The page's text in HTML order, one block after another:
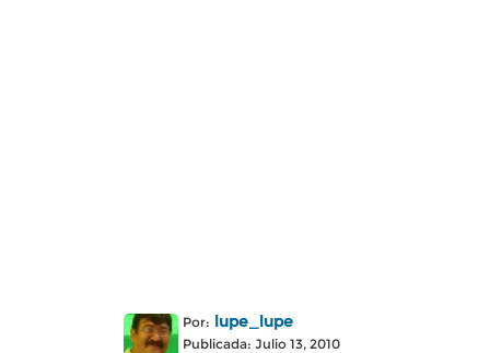
Por: lupe_lupe
Publicada: Julio 13, 2010